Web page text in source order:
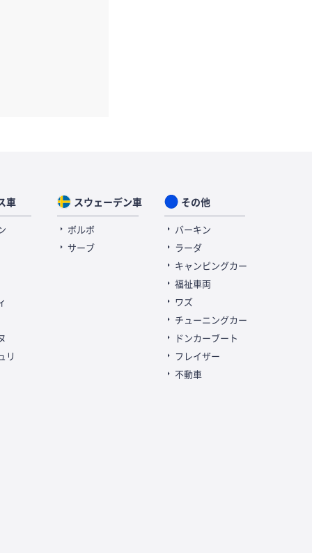
車
リ
スウェーデン車
ボルボ
サーブ
その他
バーキン
ラーダ
キャンピングカー
福祉車両
ワズ
チューニングカー
ドンカーブート
フレイザー
不動車